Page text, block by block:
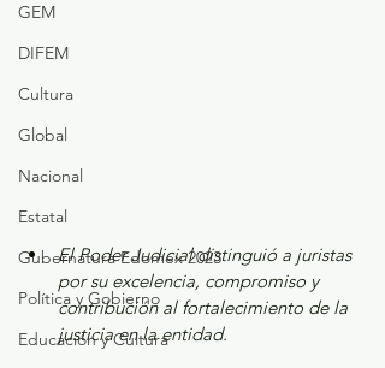
GEM
DIFEM
Cultura
Global
Nacional
Estatal
Gubernatura Edoméx 2023
Política y Gobierno
Educación y Cultura
El Poder Judicial distinguió a juristas
por su excelencia, compromiso y
contribución al fortalecimiento de la
justicia en la entidad.